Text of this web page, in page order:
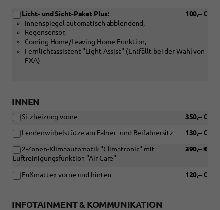
100,– €
Licht- und Sicht-Paket Plus:
Innenspiegel automatisch abblendend,
Regensensor,
Coming Home/Leaving Home Funktion,
Fernlichtassistent ''Light Assist'' (Entfällt bei der Wahl von
PXA)
INNEN
350,– €
Sitzheizung vorne
130,– €
Lendenwirbelstütze am Fahrer- und Beifahrersitz
390,– €
2-Zonen-Klimaautomatik ''Climatronic'' mit
Luftreinigungsfunktion ''Air Care''
120,– €
Fußmatten vorne und hinten
INFOTAINMENT & KOMMUNIKATION